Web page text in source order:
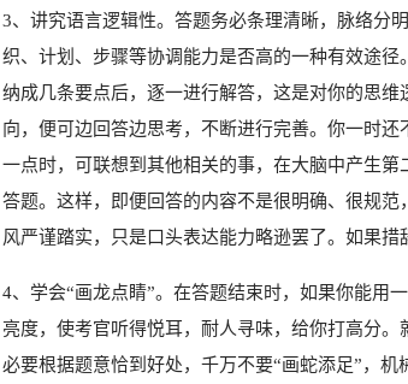
3、 讲究语言逻辑性。 答题务必条理清晰， 脉络分明
织、 计划、 步骤等协调能力是否高的一种有效途径
纳成几条要点后， 逐一进行解答， 这是对你的思维
向， 便可边 回答边思考， 不断进行完善。 你一时还
一点时， 可联想到其他相关的事， 在大脑中产生
答题。 这样， 即便回答的内容不是很明确、 很规范，
风严谨踏实，
只是口头表达能力略逊罢了。 如果措
4、 学会“画龙点睛”。 在答题结束时， 如果你能用
亮度，使考官听得悦耳，耐人寻味，给你打高分。
必要根据题意恰到好处，千万不要“画蛇添足”， 机